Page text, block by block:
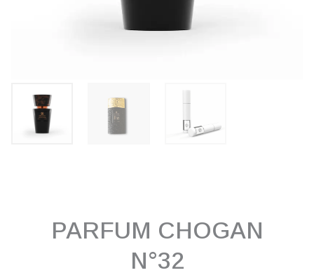
PARFUM CHOGAN
N°32